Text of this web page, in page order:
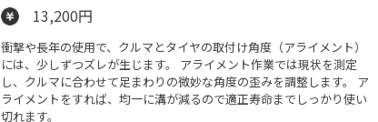
13,200円
衝撃や長年の使用で、クルマとタイヤの取付け角度（アライメント）
には、少しずつズレが生じます。 アライメント作業では現状を測定
し、クルマに合わせて足まわりの微妙な角度の歪みを調整します。 ア
ライメントをすれば、均一に溝が減るので適正寿命までしっかり使い
切れます。